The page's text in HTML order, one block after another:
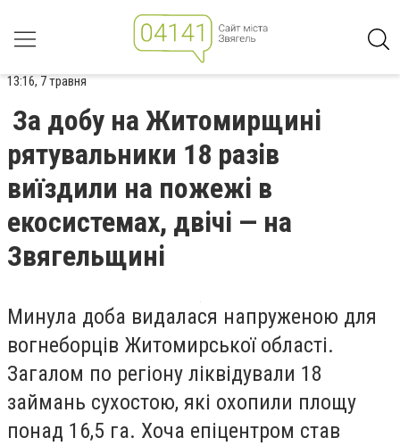
13:16, 7 травня
За добу на Житомирщині
рятувальники 18 разів
виїздили на пожежі в
екосистемах, двічі — на
Звягельщині
Минула доба видалася напруженою для
вогнеборців Житомирської області.
Загалом по регіону ліквідували 18
займань сухостою, які охопили площу
понад 16,5 га. Хоча епіцентром став